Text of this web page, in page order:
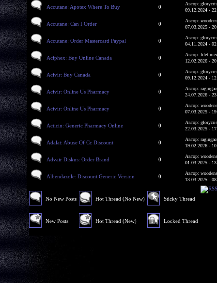
Accutane: Apotex Where To Buy 0
Автор:
09.12.2024 -
Accutane: Can I Order 0
Автор:
07.03.2025 -
Accutane: Order Mastercard Paypal 0
Автор:
04.11.2024 -
Aciphex: Buy Online Canada 0
Автор:
12.02.2026 -
Acivir: Buy Canada 0
Автор:
09.12.2024 -
Acivir: Online Us Pharmacy 0
Автор:
24.07.2026 -
Acivir: Online Us Pharmacy 0
Автор:
07.03.2025 -
Acticin: Generic Pharmacy Online 0
Автор:
22.03.2025 -
Adalat: Abuse Of Cc Discount 0
Автор:
19.02.2026 -
Advair Diskus: Order Brand 0
Автор:
01.03.2025 -
Albendazole: Discount Generic Version 0
Автор:
13.03.2025 -
No New Posts
New Posts
Hot Thread (No New)
Hot Thread (New)
Sticky Thread
Locked Thread